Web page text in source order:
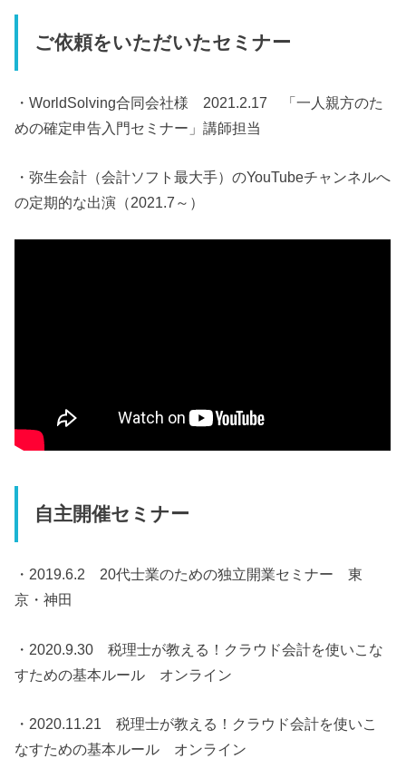
ご依頼をいただいたセミナー
・WorldSolving合同会社様 2021.2.17 「一人親方のた
めの確定申告入門セミナー」講師担当
・弥生会計（会計ソフト最大手）のYouTubeチャンネルへ
の定期的な出演（2021.7～）
自主開催セミナー
・2019.6.2 20代士業のための独立開業セミナー 東
京・神田
・2020.9.30 税理士が教える！クラウド会計を使いこな
すための基本ルール オンライン
・2020.11.21 税理士が教える！クラウド会計を使いこ
なすための基本ルール オンライン